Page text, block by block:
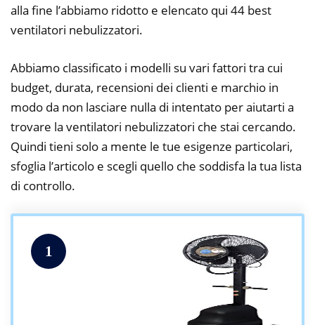
alla fine l’abbiamo ridotto e elencato qui 44 best
ventilatori nebulizzatori.
Abbiamo classificato i modelli su vari fattori tra cui
budget, durata, recensioni dei clienti e marchio in
modo da non lasciare nulla di intentato per aiutarti a
trovare la ventilatori nebulizzatori che stai cercando.
Quindi tieni solo a mente le tue esigenze particolari,
sfoglia l’articolo e scegli quello che soddisfa la tua lista
di controllo.
1